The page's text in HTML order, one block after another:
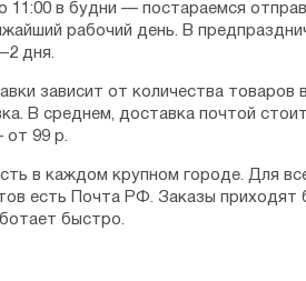
11:00 в будни — постараемся
рабочий день. В
дня.
зависит от количества
В среднем, доставка почтой
от 99 р.
в каждом крупном городе. Для
есть Почта РФ. Заказы приходят
быстро.